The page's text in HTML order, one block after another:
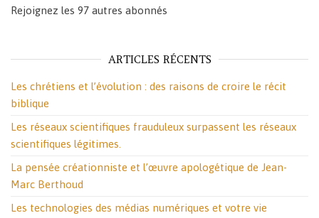
Rejoignez les 97 autres abonnés
ARTICLES RÉCENTS
Les chrétiens et l’évolution : des raisons de croire le récit
biblique
Les réseaux scientifiques frauduleux surpassent les réseaux
scientifiques légitimes.
La pensée créationniste et l’œuvre apologétique de Jean-
Marc Berthoud
Les technologies des médias numériques et votre vie